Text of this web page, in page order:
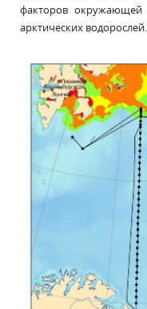
факторов
арктических водорослей.